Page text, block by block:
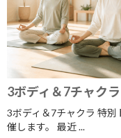
2020年8月
2020年7月
2020年6月
2020年5月
2020年3月
3ボディ＆7チャク
3ボディ＆7チャクラ 特
催します。 最近 ...